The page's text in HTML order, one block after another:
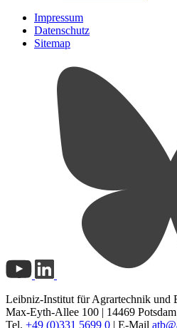
Impressum
Datenschutz
Sitemap
Leibniz-Institut für Agrartechnik und
Max-Eyth-Allee 100 | 14469
Tel. +49 (0)331 5699 0 | E-Mail atb@